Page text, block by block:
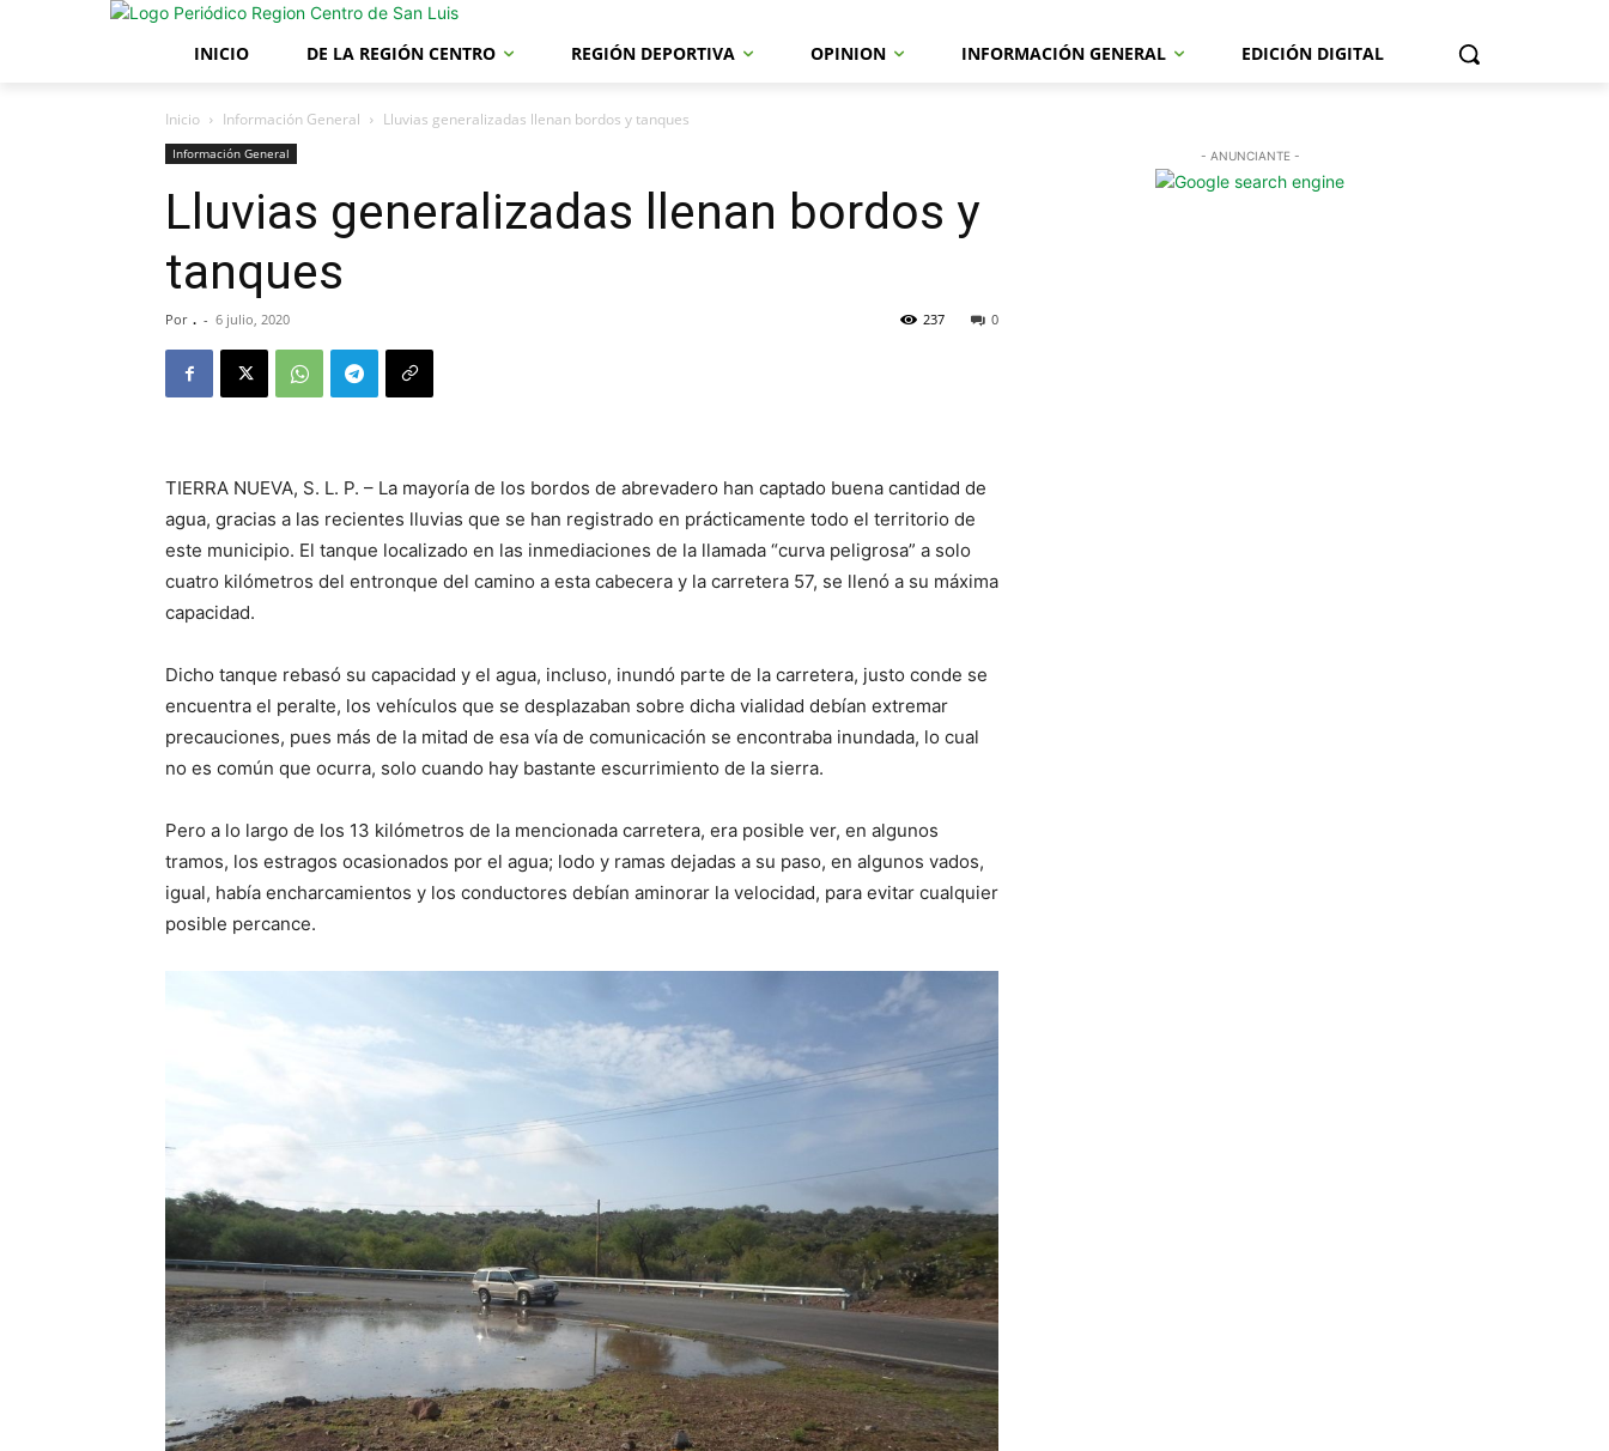
INICIO DE LA REGIÓN CENTRO REGIÓN DEPORTIVA OPINION INFORMACIÓN GENERAL EDICIÓN DIGITAL
Inicio Información General Lluvias generalizadas llenan bordos y tanques
Información General
Lluvias generalizadas llenan bordos y
tanques
Por . - 6 julio, 2020 0
237
TIERRA NUEVA, S. L. P. – La mayoría de los bordos de abrevadero han captado buena cantidad de
agua, gracias a las recientes lluvias que se han registrado en prácticamente todo el territorio de
este municipio. El tanque localizado en las inmediaciones de la llamada “curva peligrosa” a solo
cuatro kilómetros del entronque del camino a esta cabecera y la carretera 57, se llenó a su máxima
capacidad.
Dicho tanque rebasó su capacidad y el agua, incluso, inundó parte de la carretera, justo conde se
encuentra el peralte, los vehículos que se desplazaban sobre dicha vialidad debían extremar
precauciones, pues más de la mitad de esa vía de comunicación se encontraba inundada, lo cual
no es común que ocurra, solo cuando hay bastante escurrimiento de la sierra.
Pero a lo largo de los 13 kilómetros de la mencionada carretera, era posible ver, en algunos
tramos, los estragos ocasionados por el agua; lodo y ramas dejadas a su paso, en algunos vados,
igual, había encharcamientos y los conductores debían aminorar la velocidad, para evitar cualquier
posible percance.
- ANUNCIANTE -